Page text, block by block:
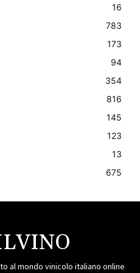
16
783
173
94
354
816
145
123
13
675
al mondo vinicolo italiano online